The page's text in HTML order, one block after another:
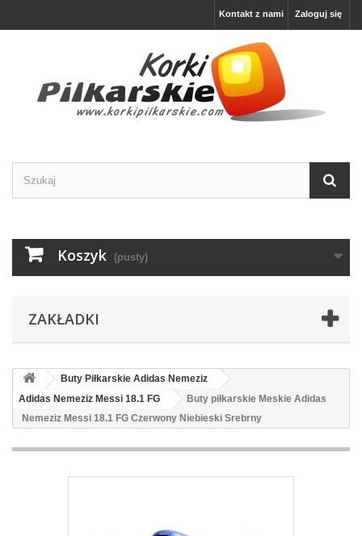
Zaloguj się
Kontakt z nami
Koszyk (pusty)
ZAKŁADKI
Buty Piłkarskie Adidas Nemeziz
Adidas Nemeziz Messi 18.1 FG
Buty piłkarskie Meskie Adidas
Nemeziz Messi 18.1 FG Czerwony Niebieski Srebrny